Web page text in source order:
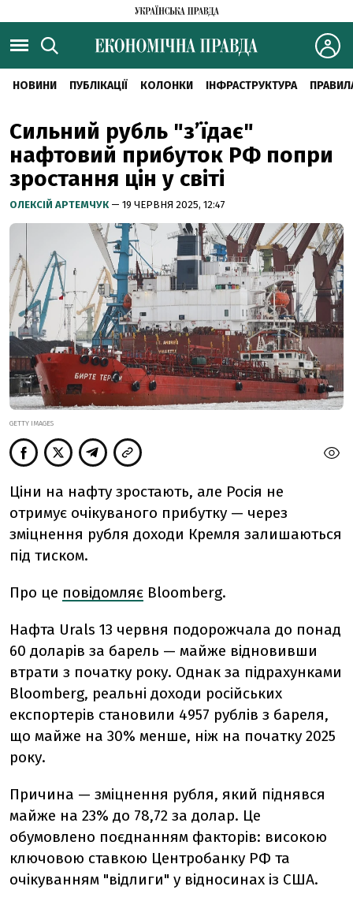
НОВИНИ ПУБЛІКАЦІЇ КОЛОНКИ ІНФРАСТРУКТУРА
Сильний рубль "з’їдає"
нафтовий прибуток РФ попри
зростання цін у світі
ОЛЕКСІЙ АРТЕМЧУК — 19 ЧЕРВНЯ 2025, 12:47
GETTY IMAGES
Ціни на нафту зростають, але Росія не
отримує очікуваного прибутку — через
зміцнення рубля доходи Кремля залишаються
під тиском.
Про це повідомляє Bloomberg.
Нафта Urals 13 червня подорожчала до понад
60 доларів за барель — майже відновивши
втрати з початку року. Однак за підрахунками
Bloomberg, реальні доходи російських
експортерів становили 4957 рублів з бареля,
що майже на 30% менше, ніж на початку 2025
року.
Причина — зміцнення рубля, який піднявся
майже на 23% до 78,72 за долар. Це
обумовлено поєднанням факторів: високою
ключовою ставкою Центробанку РФ та
очікуванням "відлиги" у відносинах із США.